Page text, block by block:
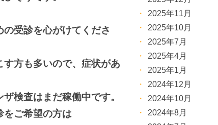
受診を心がけてくださ
方も多いので、症状があ
検査はまだ稼働中です。
をご希望の方は
2025年11月
2025年10月
2025年7月
2025年4月
2025年1月
2024年12月
2024年10月
2024年8月